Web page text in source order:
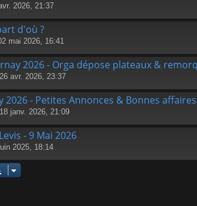
2026, 21:37
d'où ?
mai 2026, 16:41
2026 - Orga dépose plateaux &
avr. 2026, 23:37
2026 - Petites Annonces & Bonnes affaires
janv. 2026, 21:09
- 9 Mai 2026
2025, 18:14